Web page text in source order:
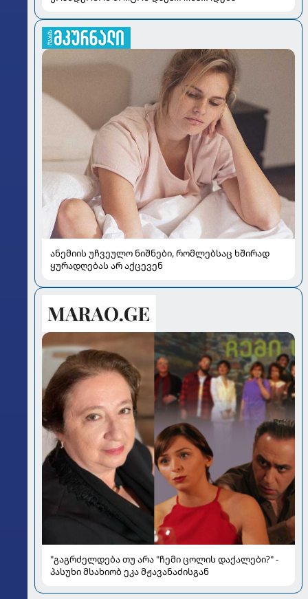
ანემიის უჩვეულო ნიშნები, რომლებსაც ხშირად
ყურადღებას არ აქცევენ
"გაგრძელდება თუ არა "ჩემი ცოლის დაქალები?" -
პასუხი მსახიობ ეკა მჟავანაძისგან